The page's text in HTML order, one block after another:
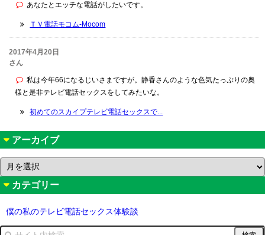
あなたとエッチな電話がしたいです。
ＴＶ電話モコム-Mocom
2017年4月20日
さん
私は今年66になるじいさまですが。静香さんのような色気たっぷりの奥
様と是非テレビ電話セックスをしてみたいな。
初めてのスカイプテレビ電話セックスで...
アーカイブ
ー
カ
ブ
カテゴリー
僕の私のテレビ電話セックス体験談